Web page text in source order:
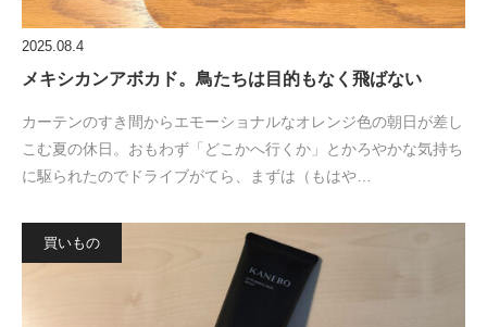
2025.08.4
メキシカンアボカド。鳥たちは目的もなく飛ばない
カーテンのすき間からエモーショナルなオレンジ色の朝日が差し
こむ夏の休日。おもわず「どこかへ行くか」とかろやかな気持ち
に駆られたのでドライブがてら、まずは（もはや…
買いもの